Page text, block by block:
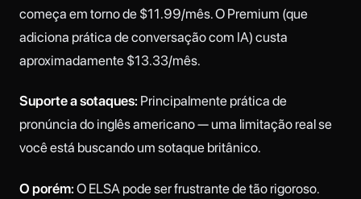
começa em torno de $11.99/mês. O Premium (que
adiciona prática de conversação com IA) custa
aproximadamente $13.33/mês.
Suporte a sotaques: Principalmente prática de
pronúncia do inglês americano — uma limitação real se
você está buscando um sotaque britânico.
O porém: O ELSA pode ser frustrante de tão rigoroso.